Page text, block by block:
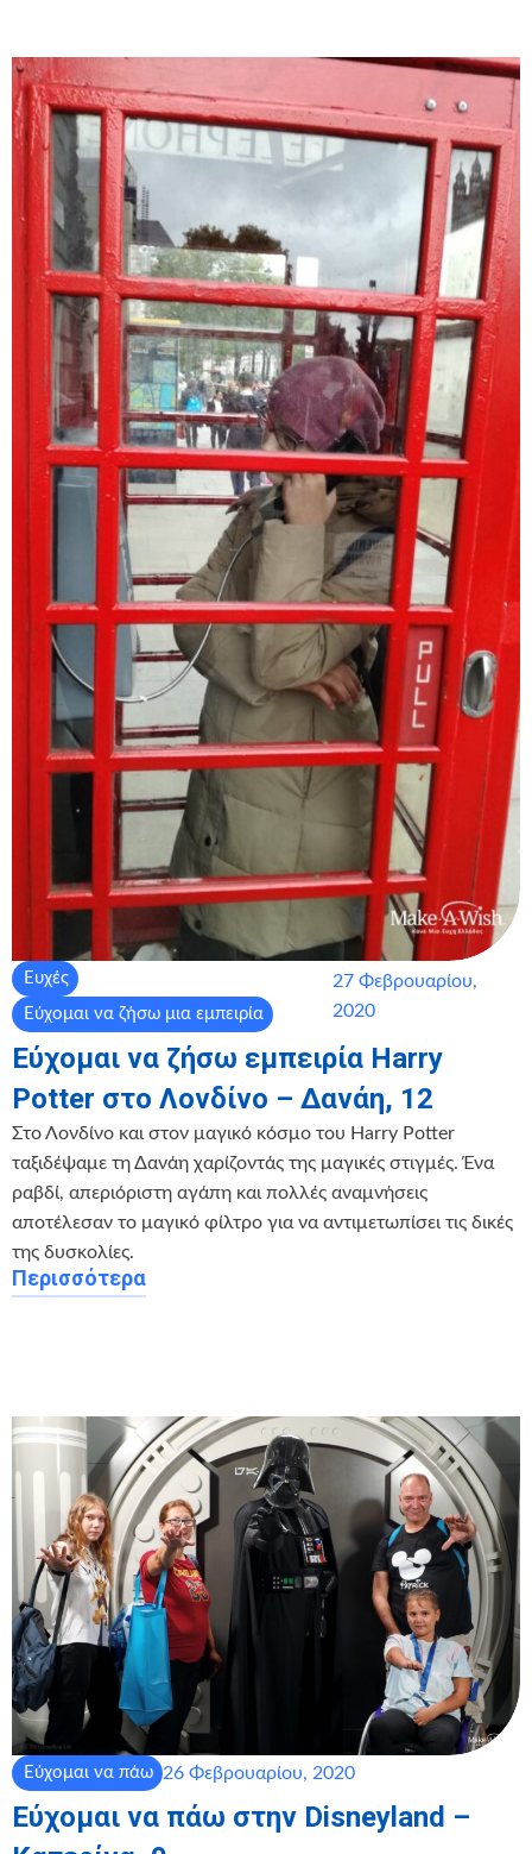
Ευχές
Εύχομαι να ζήσω μια εμπειρία
27 Φεβρουαρίου,
2020
Εύχομαι να ζήσω εμπειρία Harry
Potter στο Λονδίνο – Δανάη, 12
Στο Λονδίνο και στον μαγικό κόσμο του Harry Potter
ταξιδέψαμε τη Δανάη χαρίζοντάς της μαγικές στιγμές. Ένα
ραβδί, απεριόριστη αγάπη και πολλές αναμνήσεις
αποτέλεσαν το μαγικό φίλτρο για να αντιμετωπίσει τις δικές
της δυσκολίες.
Περισσότερα
Εύχομαι να πάω 26 Φεβρουαρίου, 2020
Εύχομαι να πάω στην Disneyland –